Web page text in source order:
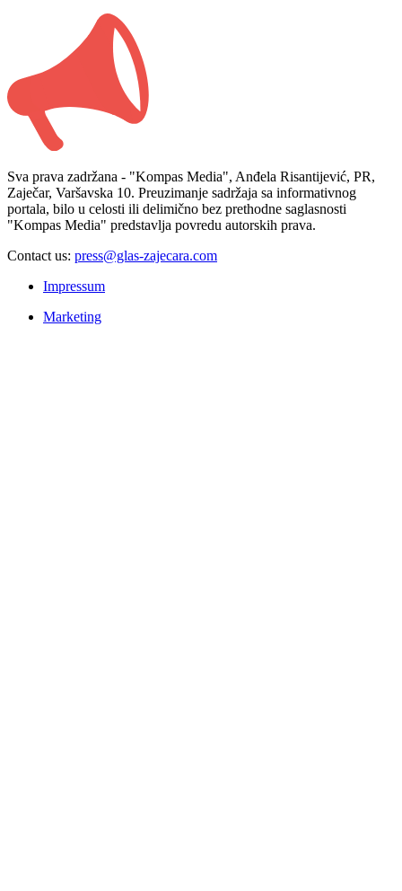
Sva prava zadržana - "Kompas Media", Anđela Risantijević, PR,
Zaječar, Varšavska 10. Preuzimanje sadržaja sa informativnog
portala, bilo u celosti ili delimično bez prethodne saglasnosti
"Kompas Media" predstavlja povredu autorskih prava.
Contact us: press@glas-zajecara.com
Impressum
Marketing